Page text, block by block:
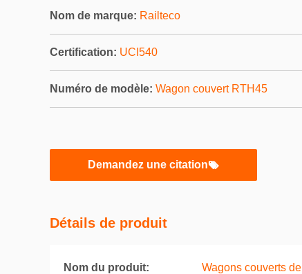
Nom de marque: Railteco
Certification: UCI540
Numéro de modèle: Wagon couvert RTH45
Demandez une citation
Détails de produit
Nom du produit: Wagons couverts